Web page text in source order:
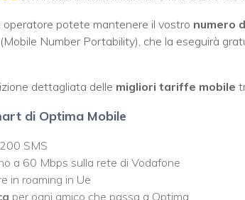
operatore potete mantenere il vostro numero
(Mobile Number Portability), che la eseguirà
dettagliata delle migliori tariffe mobile
di Optima Mobile
SMS
a 60 Mbps sulla rete di Vodafone
in roaming in Ue
per ogni amico che passa a Optima